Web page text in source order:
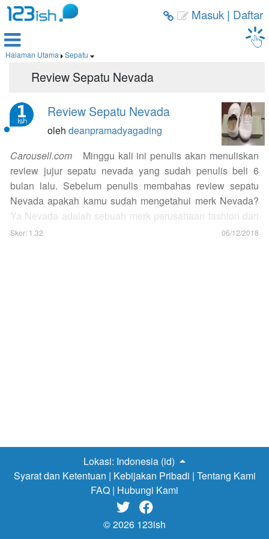
  Masuk| Daftar

Halaman Utama  Sepatu 
Review Sepatu Nevada
Review Sepatu Nevada
olehdeanpramadyagading
Carousell.com Minggu kali ini penulis akan menuliskan
review jujur sepatu nevada yang sudah penulis beli 6
bulan lalu. Sebelum penulis membahas review sepatu
Nevada apakah kamu sudah mengetahui merk Nevada?
Ya Nevada adalah sebuah merk perusahaan fashion dari
Indonesia yang menjual baju, sepatu, tas, celana, dan
Skor: 1.32 06/12/2018
Lokasi: Indonesia (id)
Syarat dan Ketentuan | Kebijakan Pribadi | Tentang Kami
FAQ | Hubungi Kami
 
© 2026 123ish